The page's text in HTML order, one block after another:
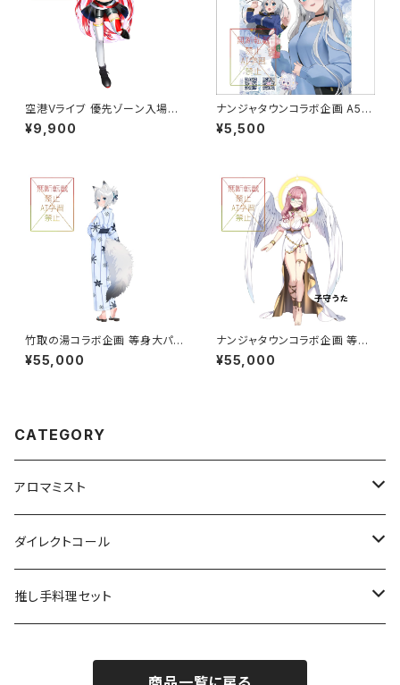
空港Vライブ 優先ゾーン入場券
つき応援セット 9,900円
¥9,900
ナンジャタウンコラボ企画 A5サ
イズアクリルボード グループA
¥5,500
竹取の湯コラボ企画 等身大パ
ネル
¥55,000
ナンジャタウンコラボ企画 等身
大パネル グループA 5万円コー
ス
¥55,000
CATEGORY
アロマミスト
Vtuber/VRアーティスト
声優
ダイレクトコール
俳優
推し手料理セット